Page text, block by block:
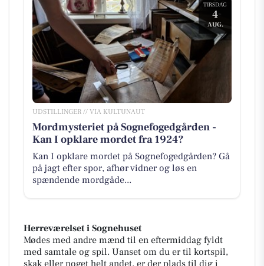
TIRSDAG
4
AUG.
UDSTILLINGER // VIA KULTUNAUT
Mordmysteriet på Sognefogedgården -
Kan I opklare mordet fra 1924?
Kan I opklare mordet på Sognefogedgården? Gå
på jagt efter spor, afhør vidner og løs en
spændende mordgåde...
Herreværelset i Sognehuset
Mødes med andre mænd til en eftermiddag fyldt
med samtale og spil. Uanset om du er til kortspil,